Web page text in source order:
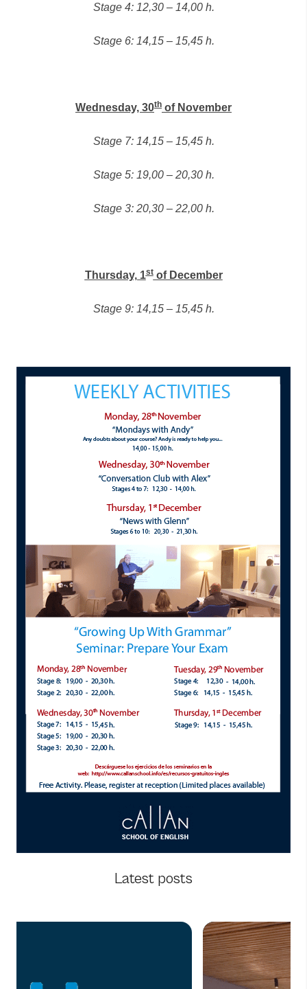
Stage 4: 12,30 – 14,00 h.
Stage 6: 14,15 – 15,45 h.
Wednesday, 30th of November
Stage 7: 14,15 – 15,45 h.
Stage 5: 19,00 – 20,30 h.
Stage 3: 20,30 – 22,00 h.
Thursday, 1stof December
Stage 9: 14,15 – 15,45 h.
Latest posts